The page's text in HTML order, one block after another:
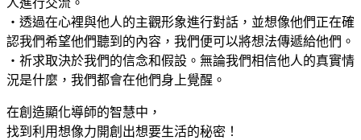
人進行交流。
‧透過在心裡與他人的主觀形象進行對話，並想像他們正在確
認我們希望他們聽到的內容，我們便可以將想法傳遞給他們。
‧祈求取決於我們的信念和假設。無論我們相信他人的真實情
況是什麼，我們都會在他們身上覺醒。
在創造顯化導師的智慧中，
找到利用想像力開創出想要生活的秘密！